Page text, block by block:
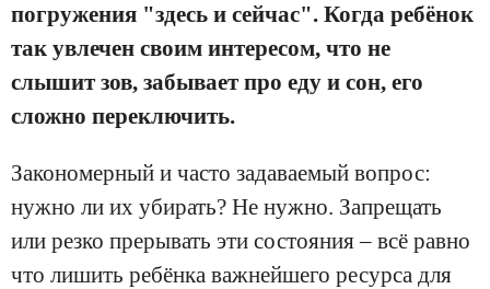
погружения "здесь и сейчас". Когда ребёнок
так увлечен своим интересом, что не
слышит зов, забывает про еду и сон, его
сложно переключить.
Закономерный и часто задаваемый вопрос:
нужно ли их убирать? Не нужно. Запрещать
или резко прерывать эти состояния – всё равно
что лишить ребёнка важнейшего ресурса для